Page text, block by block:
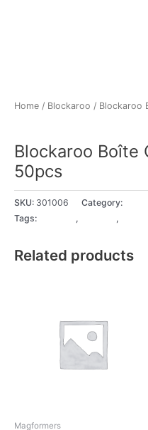
Home / Blockaroo / Blockaroo
Blockaroo Boîte
50pcs
SKU: 301006 Category:
Tags:
, ,
Related products
Magformers